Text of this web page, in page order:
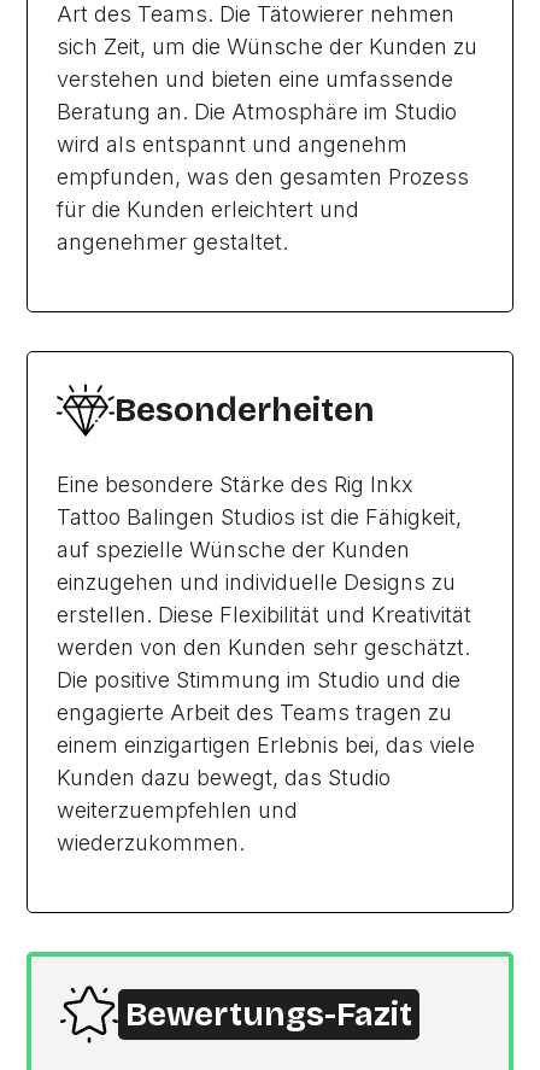
Art des Teams. Die Tätowierer nehmen
sich Zeit, um die Wünsche der Kunden zu
verstehen und bieten eine umfassende
Beratung an. Die Atmosphäre im Studio
wird als entspannt und angenehm
empfunden, was den gesamten Prozess
für die Kunden erleichtert und
angenehmer gestaltet.
Besonderheiten
Eine besondere Stärke des Rig Inkx
Tattoo Balingen Studios ist die Fähigkeit,
auf spezielle Wünsche der Kunden
einzugehen und individuelle Designs zu
erstellen. Diese Flexibilität und Kreativität
werden von den Kunden sehr geschätzt.
Die positive Stimmung im Studio und die
engagierte Arbeit des Teams tragen zu
einem einzigartigen Erlebnis bei, das viele
Kunden dazu bewegt, das Studio
weiterzuempfehlen und
wiederzukommen.
Bewertungs-Fazit